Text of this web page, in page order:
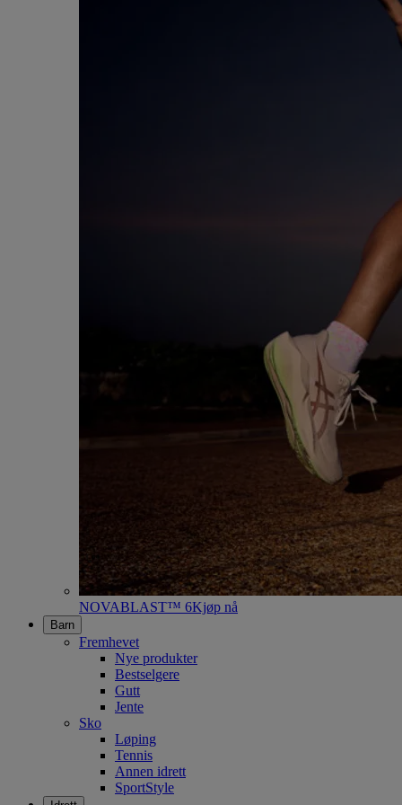
NOVABLAST™ 6Kjøp nå
Barn
Fremhevet
Nye produkter
Bestselgere
Gutt
Jente
Sko
Løping
Tennis
Annen idrett
SportStyle